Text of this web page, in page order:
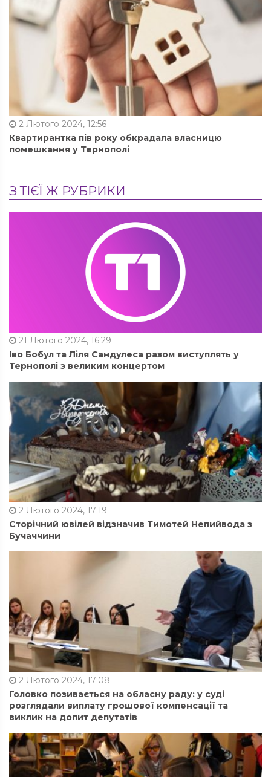
2 Лютого 2024, 12:56
Квартирантка пів року обкрадала власницю
помешкання у Тернополі
З ТІЄЇ Ж РУБРИКИ
21 Лютого 2024, 16:29
Іво Бобул та Ліля Сандулеса разом виступлять у
Тернополі з великим концертом
2 Лютого 2024, 17:19
Сторічний ювілей відзначив Тимотей Непийвода з
Бучаччини
2 Лютого 2024, 17:08
Головко позивається на обласну раду: у суді
розглядали виплату грошової компенсації та
виклик на допит депутатів